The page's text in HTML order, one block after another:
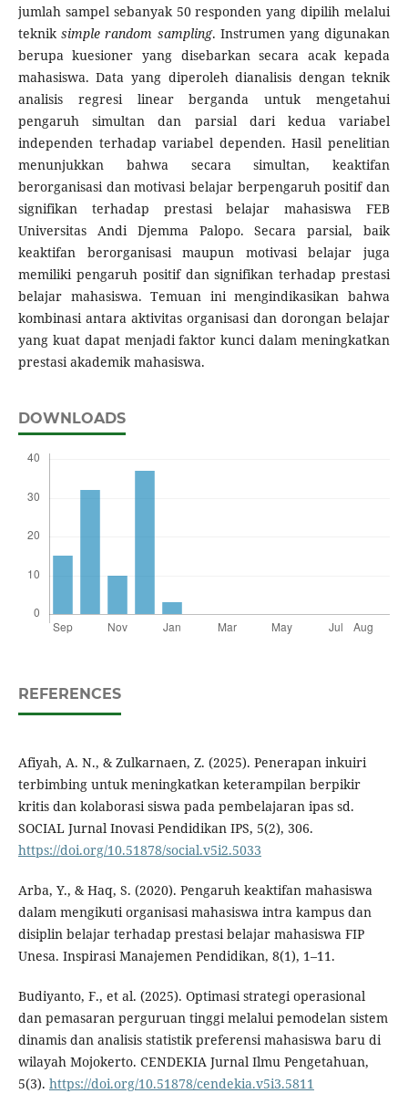
jumlah sampel sebanyak 50 responden yang dipilih melalui
tekniksimple random sampling. Instrumen yang digunakan
berupa kuesioner yang disebarkan secara acak kepada
mahasiswa. Data yang diperoleh dianalisis dengan teknik
analisis regresi linear berganda untuk mengetahui
pengaruh simultan dan parsial dari kedua variabel
independen terhadap variabel dependen. Hasil penelitian
menunjukkan bahwa secara simultan, keaktifan
berorganisasi dan motivasi belajar berpengaruh positif dan
signifikan terhadap prestasi belajar mahasiswa FEB
Universitas Andi Djemma Palopo. Secara parsial, baik
keaktifan berorganisasi maupun motivasi belajar juga
memiliki pengaruh positif dan signifikan terhadap prestasi
belajar mahasiswa. Temuan ini mengindikasikan bahwa
kombinasi antara aktivitas organisasi dan dorongan belajar
yang kuat dapat menjadi faktor kunci dalam meningkatkan
prestasi akademik mahasiswa.
DOWNLOADS
REFERENCES
Afiyah, A. N., & Zulkarnaen, Z. (2025). Penerapan inkuiri
terbimbing untuk meningkatkan keterampilan berpikir
kritis dan kolaborasi siswa pada pembelajaran ipas sd.
SOCIAL Jurnal Inovasi Pendidikan IPS, 5(2), 306.
https://doi.org/10.51878/social.v5i2.5033
Arba, Y., & Haq, S. (2020). Pengaruh keaktifan mahasiswa
dalam mengikuti organisasi mahasiswa intra kampus dan
disiplin belajar terhadap prestasi belajar mahasiswa FIP
Unesa. Inspirasi Manajemen Pendidikan, 8(1), 1–11.
Budiyanto, F., et al. (2025). Optimasi strategi operasional
dan pemasaran perguruan tinggi melalui pemodelan sistem
dinamis dan analisis statistik preferensi mahasiswa baru di
wilayah Mojokerto. CENDEKIA Jurnal Ilmu Pengetahuan,
5(3). https://doi.org/10.51878/cendekia.v5i3.5811